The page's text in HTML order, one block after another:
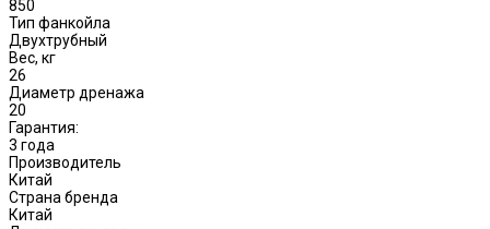
850
Тип фанкойла
Двухтрубный
Вес, кг
26
Диаметр дренажа
20
Гарантия:
3 года
Производитель
Китай
Страна бренда
Китай